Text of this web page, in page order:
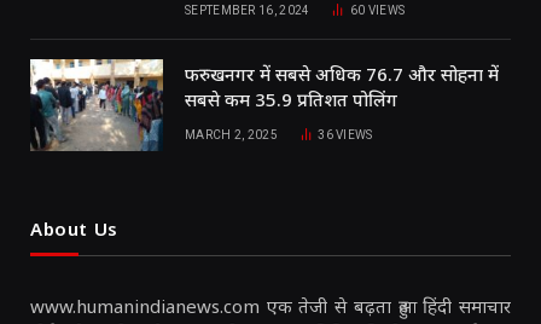
SEPTEMBER 16, 2024 60 VIEWS
फरुखनगर में सबसे अधिक 76.7 और सोहना में
सबसे कम 35.9 प्रतिशत पोलिंग
MARCH 2, 2025 36VIEWS
About Us
www.humanindianews.com एक तेजी से बढ़ता हुआ हिंदी समाचार